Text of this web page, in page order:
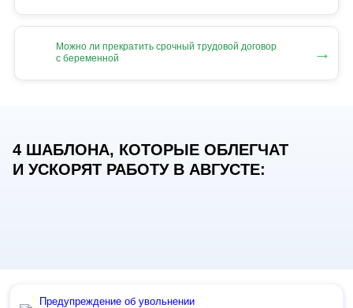
Можно ли прекратить срочный трудовой договор
с беременной
→
4 ШАБЛОНА, КОТОРЫЕ ОБЛЕГЧАТ
И УСКОРЯТ РАБОТУ В АВГУСТЕ:
Предупреждение об увольнении